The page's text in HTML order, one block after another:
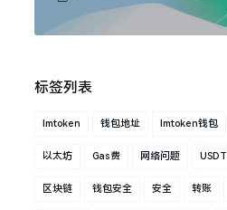
标签列表
Imtoken 钱包地址 Imtoken钱包
以太坊 Gas费 网络问题 USDT
区块链 钱包安全 安全 转账